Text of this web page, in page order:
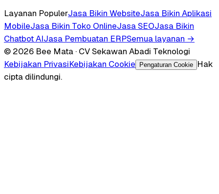
Layanan PopulerJasa Bikin WebsiteJasa Bikin Aplikasi
MobileJasa Bikin Toko OnlineJasa SEOJasa Bikin
Chatbot AIJasa Pembuatan ERPSemua layanan →
© 2026 Bee Mata · CV Sekawan Abadi Teknologi
Kebijakan PrivasiKebijakan Cookie Pengaturan Cookie
Hak
cipta dilindungi.